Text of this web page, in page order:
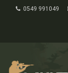
0549 991049